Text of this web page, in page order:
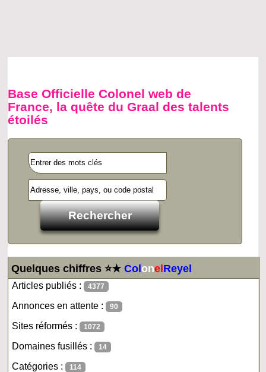
Base Officielle Colonel web de
France, la quête du Graal des talents
étoilés
Quelques chiffres ⭐★ColonelReyel
Articles publiés : 4377
Annonces en attente : 90
Sites réformés : 1072
Domaines fusillés : 14
Catégories : 114